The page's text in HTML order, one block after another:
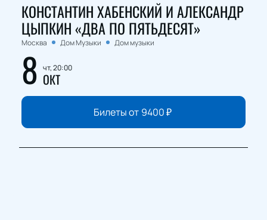
КОНСТАНТИН ХАБЕНСКИЙ И АЛЕКСАНДР
ЦЫПКИН «ДВА ПО ПЯТЬДЕСЯТ»
Москва Дом Музыки Дом музыки
8 чт, 20:00
ОКТ
Билеты от 9400₽